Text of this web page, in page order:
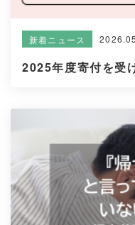
新着ニュース
2025年度寄付を受